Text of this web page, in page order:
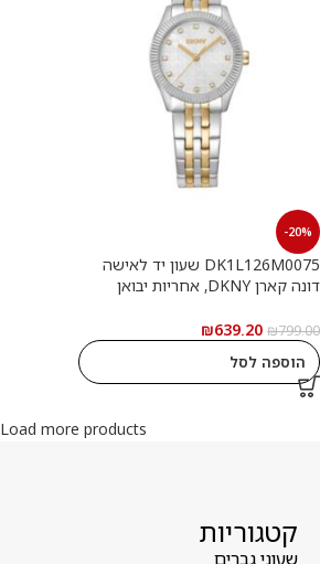
-20%
DK1L126M0075 שעון יד לאישה
דונה קארן DKNY, אחריות יבואן
₪799.00
₪639.20
הוספה לסל
Load more products
קטגוריות
שעוני גברים